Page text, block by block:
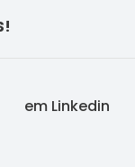
em Linkedin